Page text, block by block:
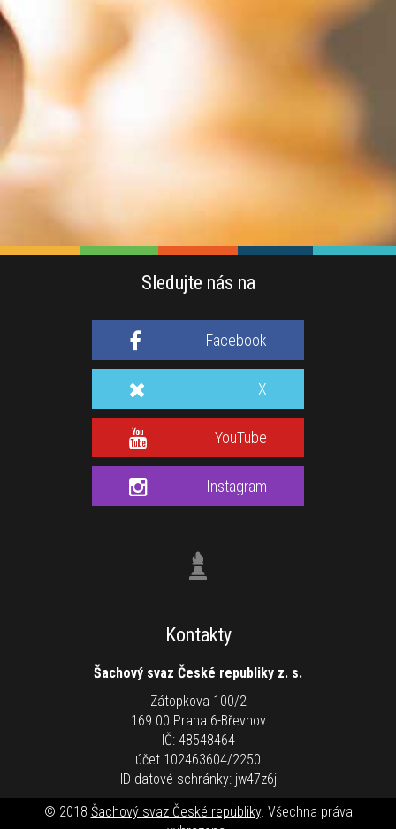
Sledujte nás na
Facebook
X
YouTube
Instagram
Kontakty
Šachový svaz České republiky z. s.
Zátopkova 100/2
169 00 Praha 6-Břevnov
IČ: 48548464
účet 102463604/2250
ID datové schránky: jw47z6j
© 2018 Šachový svaz České republiky. Všechna práva